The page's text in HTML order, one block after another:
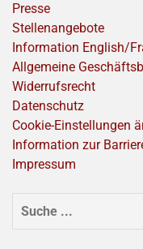
Presse
Stellenangebote
Information English/
Allgemeine
Widerrufsrecht
Datenschutz
Cookie-Einstellungen
Information zur
Impressum
SUCHEN